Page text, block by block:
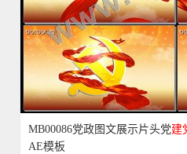
MB00086党政图文展示片头党建
AE模板